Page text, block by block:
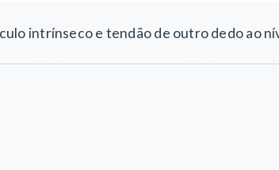
intrínseco e tendão de outro dedo ao